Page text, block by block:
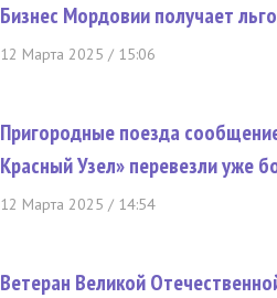
Бизнес Мордовии получает
12 Марта 2025 / 15:06
Пригородные поезда
Красный Узел» перевезли уже
12 Марта 2025 / 14:54
Ветеран Великой